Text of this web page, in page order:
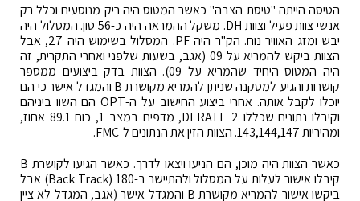
הטיסה הייתה "טיסת הצבה" כאשר המטוס היה ריק מנוסעים וכלל רק
אנשי צוות פעיל וצוות DH. משקל ההמראה היה כ-56 טון. המסלול היה
יבש ומזג האוויר נוח. הק"ר היה PF. המסלול בשימוש היה 27, אבל
הצוות ביקש להמריא על 09 (אגב, בשעות שלפני ואחרי התקרית, זה
היה המטוס היחיד שהמריא על 09). הצוות בדק ביצועים ממספר
קושרות והגיע למסקנה שניתן להמריא מקושרת B והמגדל אישר כי הם
יוכלו לקבל אותה. אחרי ביצוע החישוב על ה-OPT הם השוו ביניהם
וקיבלו נתונים שכללו DERATE 2, מדפים במצב 1, כוח 89.1 אחוז,
ומהיריות 143,144,147. הצוות הזין את הנתונים ל-FMC.
כאשר הצוות היה מוכן, הם הניעו ויצאו לדרך. כאשר הגיעו לקושרת B
קיבלו אישור לעלות על המסלול ולהתיישר ב-180 (Back Track) אבל
ביקשו אישור להמריא מקושרת B והמגדל אישר (אגב, המגדל לא ציין